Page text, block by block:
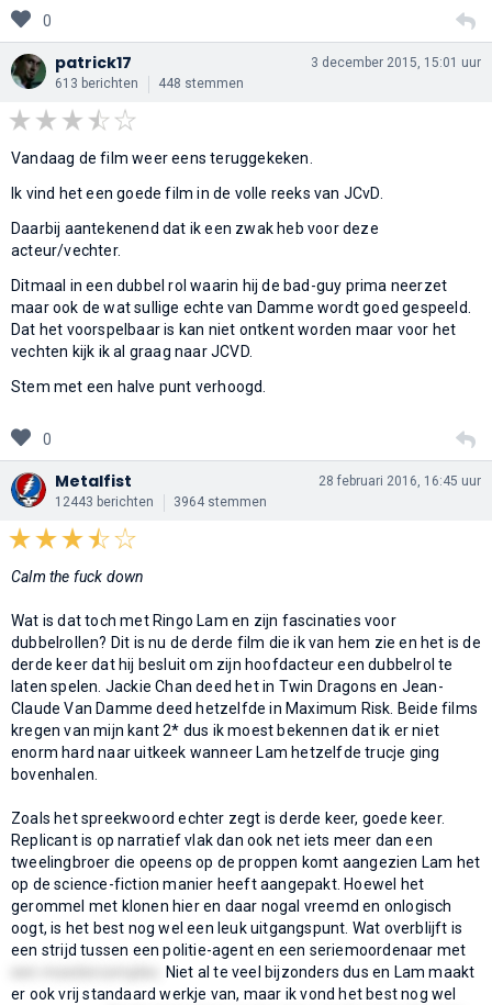
0
patrick17
613 berichten 448 stemmen
3 december 2015, 15:01 uur
Vandaag de film weer eens teruggekeken.
Ik vind het een goede film in de volle reeks van JCvD.
Daarbij aantekenend dat ik een zwak heb voor deze
acteur/vechter.
Ditmaal in een dubbel rol waarin hij de bad-guy prima neerzet
maar ook de wat sullige echte van Damme wordt goed gespeeld.
Dat het voorspelbaar is kan niet ontkent worden maar voor het
vechten kijk ik al graag naar JCVD.
Stem met een halve punt verhoogd.
0
Metalfist
12443 berichten 3964 stemmen
28 februari 2016, 16:45 uur
Calm the fuck down
Wat is dat toch met Ringo Lam en zijn fascinaties voor
dubbelrollen? Dit is nu de derde film die ik van hem zie en het is de
derde keer dat hij besluit om zijn hoofdacteur een dubbelrol te
laten spelen. Jackie Chan deed het in Twin Dragons en Jean-
Claude Van Damme deed hetzelfde in Maximum Risk. Beide films
kregen van mijn kant 2* dus ik moest bekennen dat ik er niet
enorm hard naar uitkeek wanneer Lam hetzelfde trucje ging
bovenhalen.
Zoals het spreekwoord echter zegt is derde keer, goede keer.
Replicant is op narratief vlak dan ook net iets meer dan een
tweelingbroer die opeens op de proppen komt aangezien Lam het
op de science-fiction manier heeft aangepakt. Hoewel het
gerommel met klonen hier en daar nogal vreemd en onlogisch
oogt, is het best nog wel een leuk uitgangspunt. Wat overblijft is
een strijd tussen een politie-agent en een seriemoordenaar met
Niet al te veel bijzonders dus en Lam maakt
er ook vrij standaard werkje van, maar ik vond het best nog wel